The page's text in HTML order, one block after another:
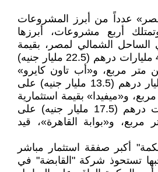
عدداً من أبرز المشروعات
أربع مشروعات، أبرزها
الشمالي لمصر، بقيمة
استثمارية تصل إلى 4.2 مليارات درهم (22.5 مليار جنيه)
6.5 ملايين متر مربع، و«أب تاون كايرو»
بقيمة استثمارية 2.5 مليار درهم (13.5 مليار جنيه) على
متر مربع، و«ميفيدا» بقيمة استثمارية
تصل إلى 3.28 مليارات درهم (17.5 مليار جنيه) على
متر مربع، و«بوابة القاهرة»، قيد
أكبر صفقة استثمار مباشر
تستحوذ شركة "القابضة" في